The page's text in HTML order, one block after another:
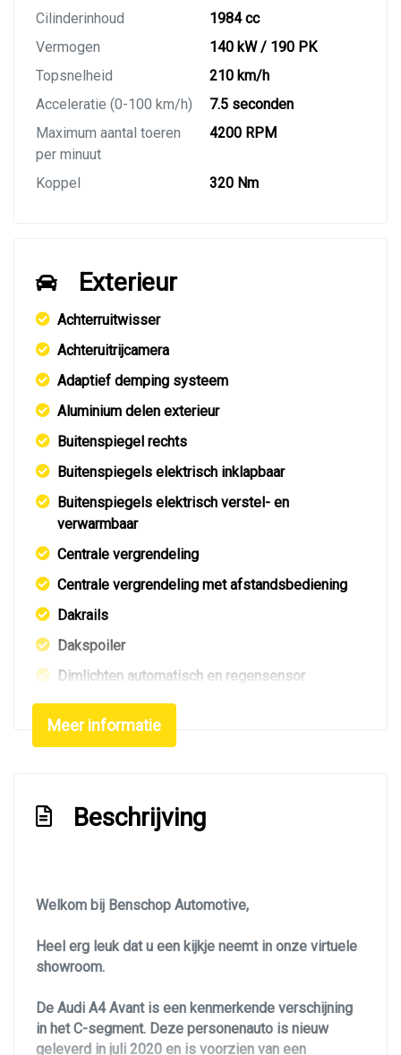
Cilinderinhoud
1984 cc
Vermogen
140 kW / 190 PK
Topsnelheid
210 km/h
Acceleratie (0-100 km/h)
7.5 seconden
Maximum aantal toeren
per minuut
4200 RPM
Koppel 320 Nm
Exterieur
Achterruitwisser
Achteruitrijcamera
Adaptief demping systeem
Aluminium delen exterieur
Buitenspiegel rechts
Buitenspiegels elektrisch inklapbaar
Buitenspiegels elektrisch verstel- en
verwarmbaar
Centrale vergrendeling
Centrale vergrendeling met afstandsbediening
Dakrails
Dakspoiler
Dimlichten automatisch en regensensor
Elektrisch bedienbare achterklep
Elektrisch glazen panorama-dak
Led achterlichten
Lichtmetalen velgen 5-spaaks 18"
Navigatie
Panoramadak
Meer informatie
Beschrijving
Welkom bij Benschop Automotive,
Heel erg leuk dat u een kijkje neemt in onze virtuele
showroom.
De Audi A4 Avant is een kenmerkende verschijning
in het C-segment. Deze personenauto is nieuw
geleverd in juli 2020 en is voorzien van een